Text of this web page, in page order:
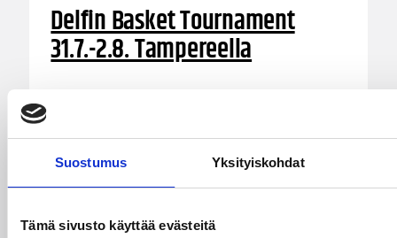
Suostumus Yksityiskohdat
Tämä sivusto käyttää evästeitä
Delfin Basket Tournament
31.7.-2.8. Tampereella
Järjestyksessään 39. turnaus kerää yhteen 200
joukkuetta ja tuhansia koripallon ystäviä niin